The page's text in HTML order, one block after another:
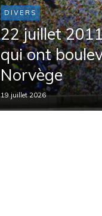
DIVERS
22 juillet
qui ont
Norvège
19 juillet 2026